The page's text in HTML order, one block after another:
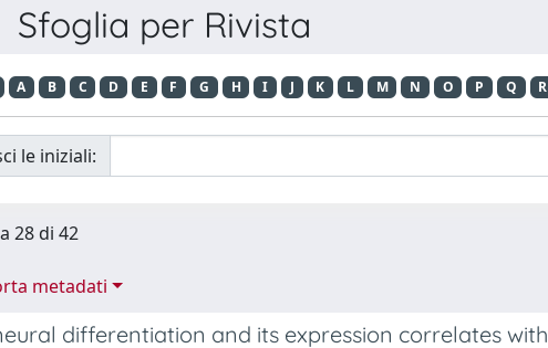
Sfoglia per Rivista
A B C D E F G H I J K L M N O P Q R
le iniziali:
28 di 42
metadati
differentiation and its expression correlates